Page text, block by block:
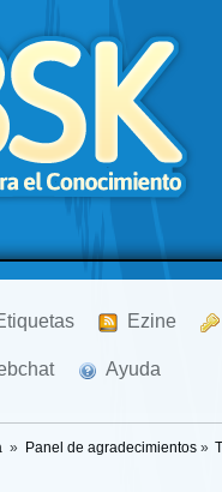
Ezine
Ayuda
» Panel de agradecimientos»